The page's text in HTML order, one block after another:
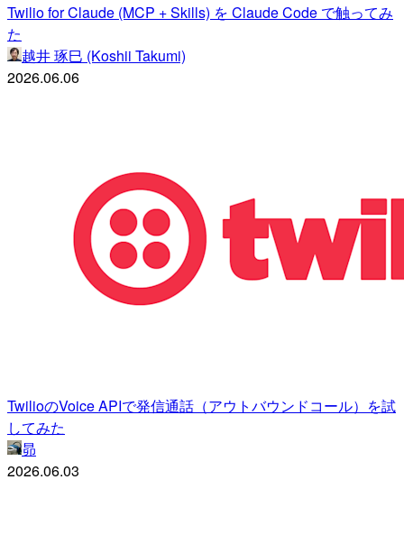
Twilio for Claude (MCP + Skills) を Claude Code で触ってみ
た
越井 琢巳 (Koshii Takumi)
2026.06.06
TwilioのVoice APIで発信通話（アウトバウンドコール）を試
してみた
昴
2026.06.03